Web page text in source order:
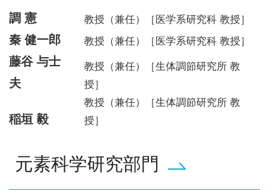
調 憲 教授（兼任）［医学系研究科 教授］
秦 健一郎 教授（兼任）［医学系研究科 教授］
藤谷 与士
夫
教授（兼任）［生体調節研究所 教
授］
稲垣 毅
教授（兼任）［生体調節研究所 教
授］
元素科学研究部門